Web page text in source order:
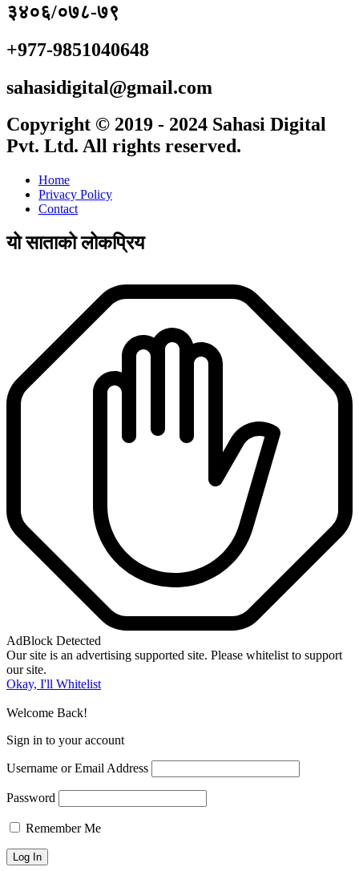
३४०६/०७८-७९
+977-9851040648
sahasidigital@gmail.com
Copyright © 2019 - 2024 Sahasi Digital
Pvt. Ltd. All rights reserved.
Home
Privacy Policy
Contact
यो साताको लोकप्रिय
AdBlock Detected
Our site is an advertising supported site. Please whitelist to support
our site.
Okay, I'll Whitelist
Welcome Back!
Sign in to your account
Username or Email Address
Password
Remember Me